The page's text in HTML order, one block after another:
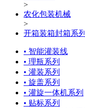
>
农化包装机械
>
开箱装箱封箱系列
• 智能灌装线
• 理瓶系列
• 灌装系列
• 旋盖系列
• 灌旋一体机系列
• 贴标系列